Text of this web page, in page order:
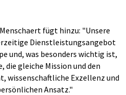
fügt hinzu: "Unsere
Dienstleistungsangebot
und, was besonders wichtig ist,
die gleiche Mission und den
wissenschaftliche Exzellenz und
Ansatz."